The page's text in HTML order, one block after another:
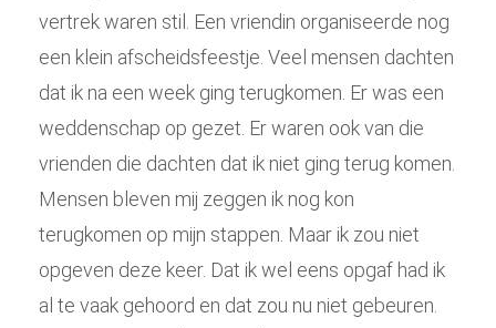
vertrek waren stil. Een vriendin organiseerde nog
een klein afscheidsfeestje. Veel mensen dachten
dat ik na een week ging terugkomen. Er was een
weddenschap op gezet. Er waren ook van die
vrienden die dachten dat ik niet ging terug komen.
Mensen bleven mij zeggen ik nog kon
terugkomen op mijn stappen. Maar ik zou niet
opgeven deze keer. Dat ik wel eens opgaf had ik
al te vaak gehoord en dat zou nu niet gebeuren.